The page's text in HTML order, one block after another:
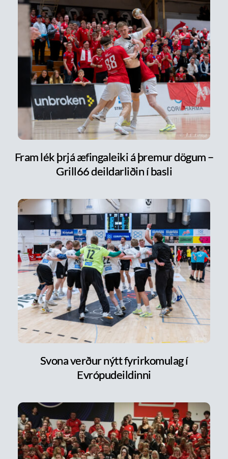
Fram lék þrjá æfingaleiki á þremur dögum –
Grill66 deildarliðin í basli
Svona verður nýtt fyrirkomulag í
Evrópudeildinni